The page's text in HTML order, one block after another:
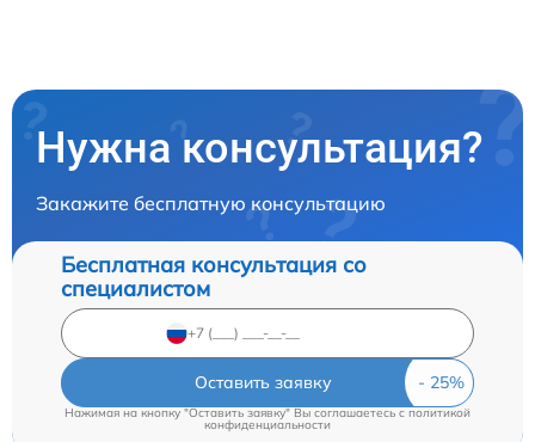
Нужна консультация?
Закажите бесплатную консультацию
Бесплатная консультация со
специалистом
Оставить заявку
Нажимая на кнопку "Оставить заявку" Вы соглашаетесь cполитикой
конфиденциальности